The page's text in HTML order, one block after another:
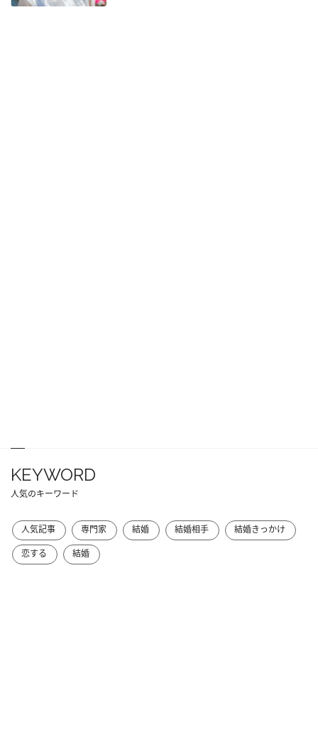
KEYWORD
人気のキーワード
人気記事 専門家 結婚 結婚相手
結婚きっかけ
恋する
結婚